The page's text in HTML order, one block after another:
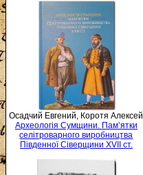
Осадчий Евгений, Коротя Алексей
Археологія Сумщини. Пам’ятки
селітроварного виробництва
Південної Сіверщини XVII ст.